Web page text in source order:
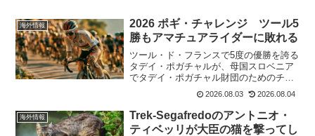
海外情報
2026 ポギ・チャレンジ ツール5
勝もアマチュアライダーに敗れる
ツール・ド・フランスで5度の優勝を誇る
タデイ・ポガチャルが、母国スロベニア
でタデイ・ポガチャル財団のためのチャ
リティイベントを開催した。日曜日のメ
インイベント「ポギ・チャレンジ」には
1000人以上のアマチュアサイクリストが
参加したが、ポガチ...
2026.08.03 2026.08.04
海外情報
Trek-Segafredoのアントニオ・
ティベッリが大臣の猫を撃ってし